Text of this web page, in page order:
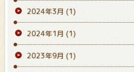
2024年3月 (1)
2024年1月 (1)
2023年9月 (1)